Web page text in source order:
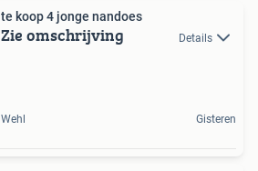
te koop 4 jonge nandoes
Zie omschrijving Details
Wehl Gisteren